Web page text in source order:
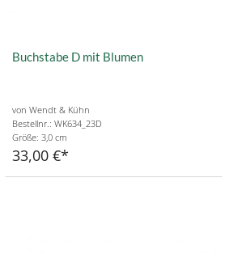
Buchstabe D mit Blumen
von Wendt & Kühn
Bestellnr.: WK634_23D
Größe: 3,0 cm
33,00 €